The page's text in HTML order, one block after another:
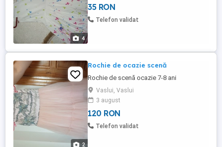
4
35 RON
Telefon validat
2
Rochie de ocazie scenă
Rochie de scenă ocazie 7-8 ani
Vaslui, Vaslui
3 august
120 RON
Telefon validat